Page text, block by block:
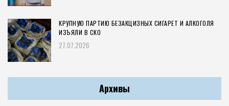
КРУПНУЮ ПАРТИЮ БЕЗАКЦИЗНЫХ СИГАРЕТ И АЛКОГОЛЯ
ИЗЪЯЛИ В СКО
27.07.2026
Архивы